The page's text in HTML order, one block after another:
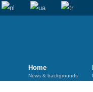
Home
News & backgrounds